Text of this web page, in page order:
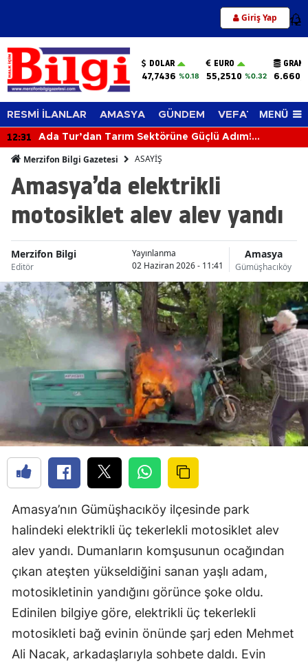
Giriş Yap 12
DOLAR
47,7436 %0.18
EURO
55,2510 %0.32
RESMİ İLANLAR AMASYA GÜNDEM VEFAT EDENLER
MENÜ
12:31
Ada Tur’dan Tarım Sektörüne Güçlü Adım!
Merzifon Bilgi Gazetesi ASAYİŞ
Amasya’da elektrikli
motosiklet alev alev yandı
Merzifon Bilgi
Editör
Yayınlanma
02 Haziran 2026 - 11:41
Amasya
Gümüşhacıköy
Amasya’nın Gümüşhacıköy ilçesinde park
halindeki elektrikli üç tekerlekli motosiklet alev
alev yandı. Dumanların komşusunun ocağından
çıkan ateşten yükseldiğini sanan yaşlı adam,
motosikletinin yandığını görünce şoke oldu.
Edinilen bilgiye göre, elektrikli üç tekerlekli
motosikleti bağ evinin önünde şarj eden Mehmet
Ali Nacak, arkadaşlarıyla sohbete daldı. Evin